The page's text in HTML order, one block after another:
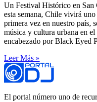
Un Festival Histórico en
esta semana, Chile vivirá
primera vez en nuestro país,
música y cultura urbana en
encabezado por Black Eyed
Leer Más »
El portal número uno de